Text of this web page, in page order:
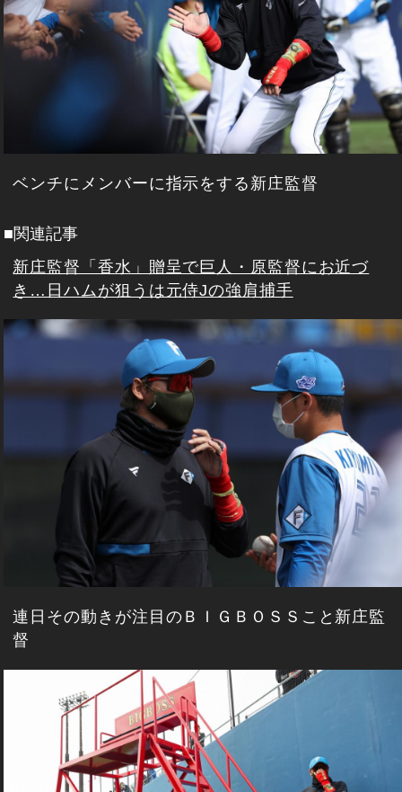
ベンチにメンバーに指示をする新庄監督
■関連記事
新庄監督「香水」贈呈で巨人・原監督にお近づ
き…日ハムが狙うは元侍Jの強肩捕手
連日その動きが注目のＢＩＧＢＯＳＳこと新庄監
督